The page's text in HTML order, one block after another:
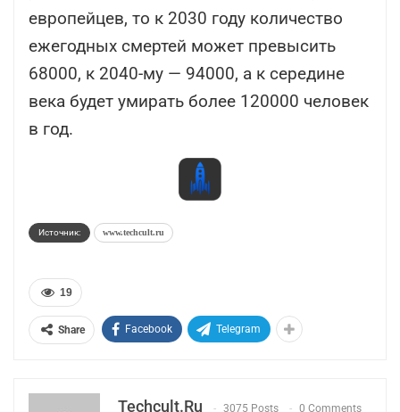
европейцев, то к 2030 году количество
ежегодных смертей может превысить
68000, к 2040-му — 94000, а к середине
века будет умирать более 120000 человек
в год.
Источник: www.techcult.ru
19
Share Facebook Telegram
Techcult.ru 3075 Posts 0 Comments